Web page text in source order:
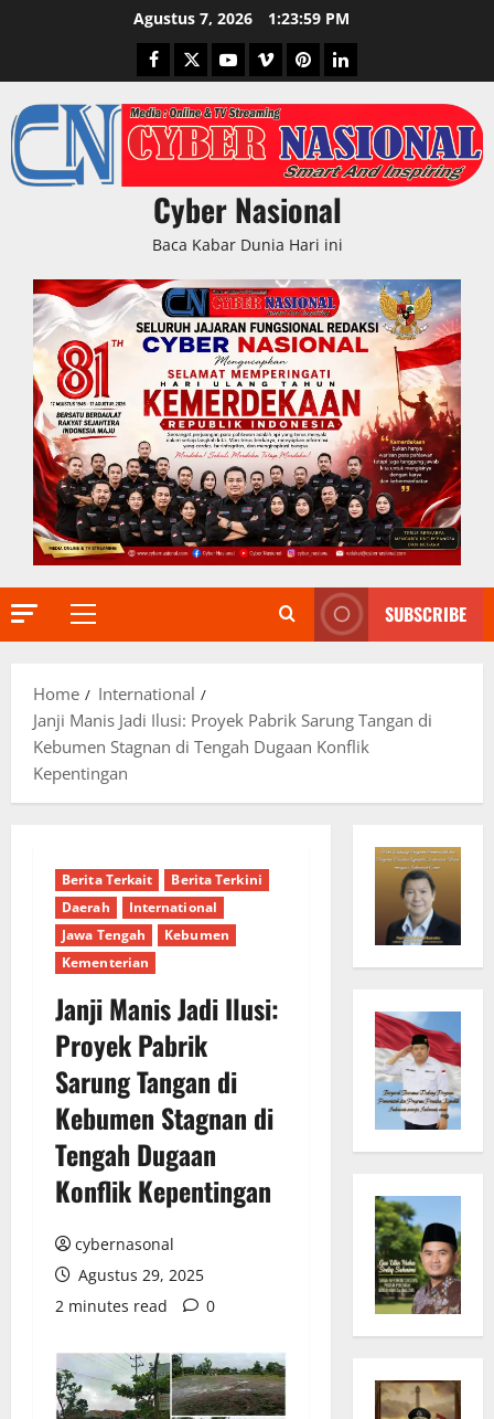
Agustus 7, 2026 1:24:00 PM
Facebook
TwitterYoutubeVimeoPinterestLinkedIn
Cyber Nasional
Baca Kabar Dunia Hari ini
Primary
SUBSCRIBE
Home
International
Janji Manis Jadi Ilusi: Proyek Pabrik Sarung Tangan di
Kebumen Stagnan di Tengah Dugaan Konflik
Kepentingan
Berita Terkait
Berita Terkini
Daerah
International
Jawa Tengah
Kebumen
Kementerian
Janji Manis Jadi Ilusi:
Proyek Pabrik
Sarung Tangan di
Kebumen Stagnan di
Tengah Dugaan
Konflik Kepentingan
cybernasonal
Agustus 29, 2025
2 minutes read
0